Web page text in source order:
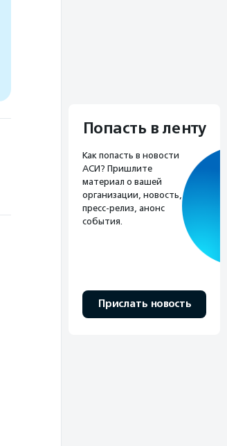
Попасть в ленту
Как попасть в новости
АСИ? Пришлите
материал о вашей
организации, новость,
пресс-релиз, анонс
события.
Прислать новость